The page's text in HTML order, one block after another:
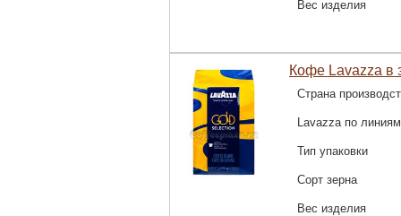
Вес изделия
Кофе Lavazza в
Страна
Lavazza по линиям
Тип упаковки
Сорт зерна
Вес изделия